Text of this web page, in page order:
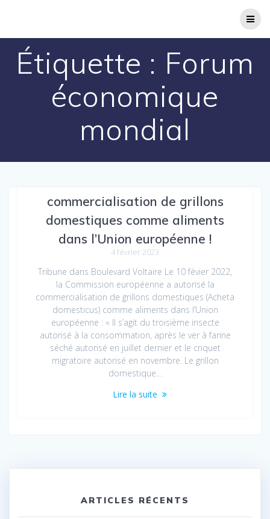
Étiquette : Forum
économique
mondial
commercialisation de grillons
domestiques comme aliments
dans l’Union européenne !
4 février 2023
Tribune dans Boulevard Voltaire Le 10 févier 2022,
la Commission européenne a autorisé la
commercialisation de grillons domestiques (Acheta
domesticus) comme aliments dans l’Union
européenne : « Il s’agit du troisième insecte
autorisé à la consommation, après le ver à farine
séché autorisé en juillet dernier et le criquet
migratoire autorisé en novembre. Le grillon
domestique…
Lire la suite
ARTICLES RÉCENTS